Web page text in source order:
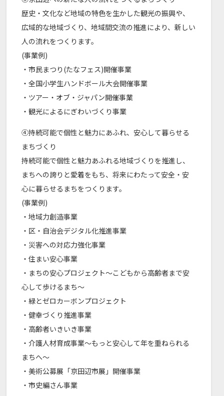
歴史・文化など地域の特色を生かした観光の振興や、
広域的な地域づくり、地域間交流の推進により、新しい
人の流れをつくります。
(事業例)
・市民まつり(たなフェス)開催事業
・全国小学生ハンドボール大会開催事業
・ツアー・オブ・ジャパン開催事業
・観光によるにぎわいづくり事業
④持続可能で個性と魅力にあふれ、安心して暮らせる
まちづくり
持続可能で個性と魅力あふれる地域づくりを推進し、
まちへの誇りと愛着をもち、将来にわたって安全・安
心に暮らせるまちをつくります。
(事業例)
・地域力創造事業
・区・自治会デジタル化推進事業
・災害への対応力強化事業
・住まい安心事業
・まちの安心プロジェクト～こどもから高齢者まで安
心して歩けるまち～
・緑とゼロカーボンプロジェクト
・健幸づくり推進事業
・高齢者いきいき事業
・介護人材育成事業～もっと安心して年を重ねられる
まちへ～
・美術公募展「京田辺市展」開催事業
・市史編さん事業